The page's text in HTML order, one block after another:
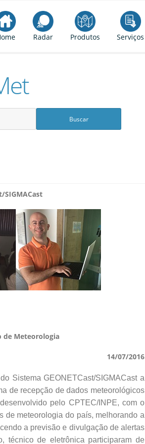
Radar Produtos Serviços
SIGMACast
de Meteorologia
14/07/2016
Sistema GEONETCast/SIGMACast a
de recepção de dados meteorológicos
pelo CPTEC/INPE, com o
de meteorologia do país, melhorando a
a previsão e divulgação de alertas
técnico de eletrônica participaram de